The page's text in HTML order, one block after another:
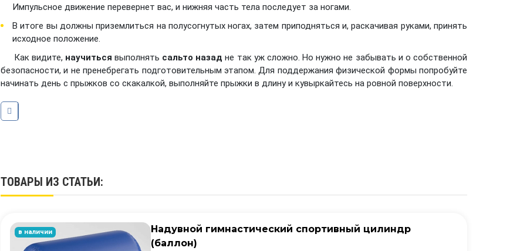
Импульсное движение перевернет вас, и нижняя часть тела последует за ногами.
В итоге вы должны приземлиться на полусогнутых ногах, затем приподняться и, раскачивая руками, принять
исходное положение.
Как видите, научиться выполнять сальто назадне так уж сложно. Но нужно не забывать и о собственной
безопасности, и не пренебрегать подготовительным этапом. Для поддержания физической формы попробуйте
начинать день с прыжков со скакалкой, выполняйте прыжки в длину и кувыркайтесь на ровной поверхности.
ТОВАРЫ ИЗ СТАТЬИ:
в наличии
Надувной гимнастический спортивный цилиндр
(баллон)